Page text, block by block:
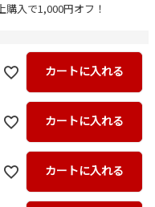
入で1,000円オフ！
カートに入れる
カートに入れる
カートに入れる